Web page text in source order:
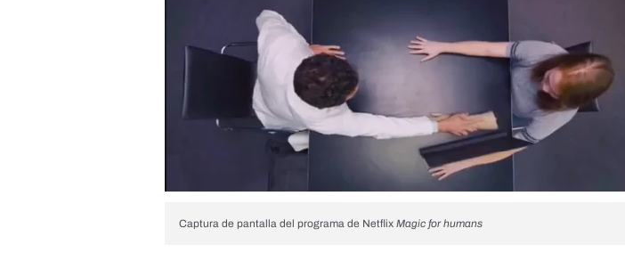
Captura de pantalla del programa de NetflixMagic for humans